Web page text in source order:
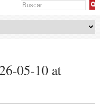
05-10 at